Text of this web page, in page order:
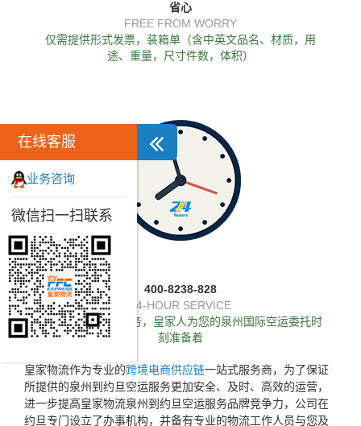
省心
FREE FROM WORRY
仅需提供形式发票，装箱单（含中英文品名、材质，用
途、重量，尺寸件数，体积）
400-8238-828
24-HOUR SERVICE
独家推出24小时服务，皇家人为您的泉州国际空运委托时
刻准备着
皇家物流作为专业的跨境电商供应链一站式服务商，为了保证
所提供的泉州到约旦空运服务更加安全、及时、高效的运营，
进一步提高皇家物流泉州到约旦空运服务品牌竞争力，公司在
约旦专门设立了办事机构，并备有专业的物流工作人员与您及
在线客服
业务咨询
微信扫一扫联系